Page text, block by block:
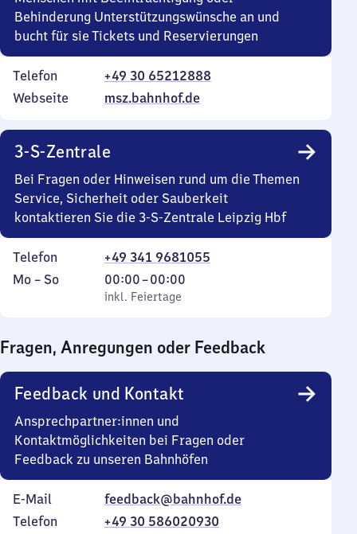
Behinderung Unterstützungswünsche an und
bucht für sie Tickets und Reservierungen
Telefon
+49 30 65212888
Webseite
msz.bahnhof.de
3-S-Zentrale
Bei Fragen oder Hinweisen rund um die Themen
Service, Sicherheit oder Sauberkeit
kontaktieren Sie die 3-S-Zentrale Leipzig Hbf
Telefon
+49 341 9681055
Montag
Mo – So,
inkl. Feiertage
00:00–00:00
Von
0
0
Uhr
inkl. Feiertage
Fragen, Anregungen oder Feedback
Feedback und Kontakt
Ansprechpartner:innen und
Kontaktmöglichkeiten bei Fragen oder
Feedback zu unseren Bahnhöfen
E-Mail
feedback@bahnhof.de
Telefon
+49 30 586020930